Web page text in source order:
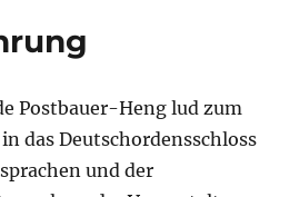
Postbauer-Heng lud zum
das Deutschordensschloss
und der